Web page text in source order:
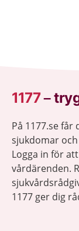
1177–
På 1177.se
sjukdomar
Logga in för
vårdärenden.
1177 ger dig